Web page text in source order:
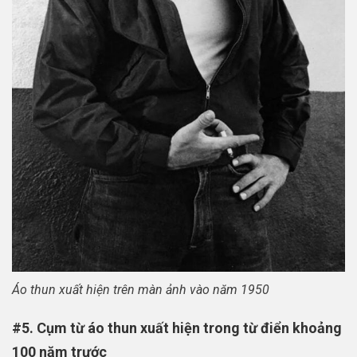
Áo thun xuất hiện trên màn ảnh vào năm 1950
#5. Cụm từ áo thun xuất hiện trong từ điển khoảng
100 năm trước